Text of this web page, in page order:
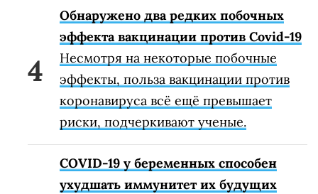
Обнаружено два редких побочных
эффекта вакцинации против Covid-19
Несмотря на некоторые побочные
эффекты, польза вакцинации против
коронавируса всё ещё превышает
риски, подчеркивают ученые.
COVID-19 у беременных способен
ухудшать иммунитет их будущих